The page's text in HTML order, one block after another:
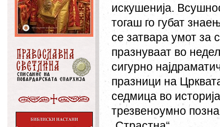
искушенија.
тогаш го губат
се затвара умот за
празнуваат во
сигурно
празници на
седмица во
трезвеноумно